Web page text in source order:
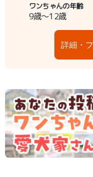
ワンちゃんの年齢
9歳～12歳
詳細・